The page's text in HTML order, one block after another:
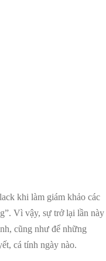
khi làm giám khảo các
Vì vậy, sự trở lại lần này
cũng như để những
cá tính ngày nào.